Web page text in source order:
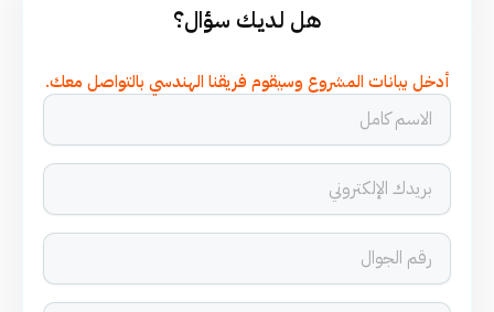
هل لديك سؤال؟
أدخل بيانات المشروع وسيقوم فريقنا الهندسي بالتواصل معك.